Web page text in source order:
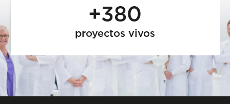
+380
proyectos vivos